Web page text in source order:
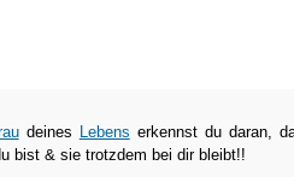
deines Lebens erkennst du daran,
bist & sie trotzdem bei dir bleibt!!